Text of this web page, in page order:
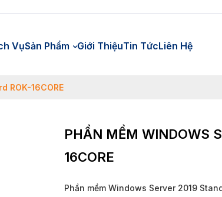
VụSản Phẩm Giới ThiệuTin TứcLiên Hệ
ROK-16CORE
PHẦN MỀM WINDOWS
16CORE
Phần mềm Windows Server 2019